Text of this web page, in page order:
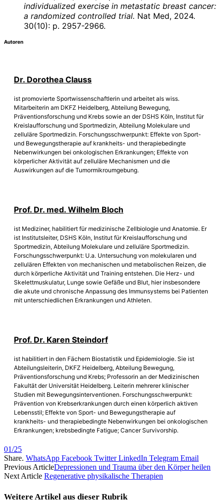
individualized exercise in metastatic breast cancer:
a randomized controlled trial. Nat Med, 2024.
30(10): p. 2957-2966.
Autoren
Dr. Dorothea Clauss
ist promovierte Sportwissenschaftlerin und arbeitet als wiss.
Mitarbeiterin am DKFZ Heidelberg, Abteilung Bewegung,
Präventionsforschung und Krebs sowie an der DSHS Köln, Institut für
Kreislaufforschung und Sportmedizin, Abteilung Molekulare und
zelluläre Sportmedizin. Forschungsschwerpunkt: Effekte von Sport-
und Bewegungstherapie auf krankheits- und therapiebedingte
Nebenwirkungen bei onkologischen Erkrankungen; Effekte von
körperlicher Aktivität auf zelluläre Mechanismen und die
Auswirkungen auf die Tumormikroumgebung.
Prof. Dr. med. Wilhelm Bloch
ist Mediziner, habilitiert für medizinische Zellbiologie und Anatomie. Er
ist Institutsleiter, DSHS Köln, Institut für Kreislaufforschung und
Sportmedizin, Abteilung Molekulare und zelluläre Sportmedizin.
Forschungsschwerpunkt: U.a. Untersuchung von molekularen und
zellulären Effekten von mechanischen und metabolischen Reizen, die
durch körperliche Aktivität und Training entstehen. Die Herz- und
Skelettmuskulatur, Lunge sowie Gefäße und Blut, hier insbesondere
die akute und chronische Anpassung des Immunsystems bei Patienten
mit unterschiedlichen Erkrankungen und Athleten.
Prof. Dr. Karen Steindorf
ist habilitiert in den Fächern Biostatistik und Epidemiologie. Sie ist
Abteilungsleiterin, DKFZ Heidelberg, Abteilung Bewegung,
Präventionsforschung und Krebs; Professorin an der Medizinischen
Fakultät der Universität Heidelberg. Leiterin mehrerer klinischer
Studien mit Bewegungsinterventionen. Forschungsschwerpunkt:
Prävention von Krebserkrankungen durch einen körperlich aktiven
Lebensstil; Effekte von Sport- und Bewegungstherapie auf
krankheits- und therapiebedingte Nebenwirkungen bei onkologischen
Erkrankungen; krebsbedingte Fatigue; Cancer Survivorship.
01/25
Share. WhatsApp Facebook Twitter LinkedIn Telegram Email
Previous ArticleDepressionen und Trauma über den Körper heilen
Next Article Regenerative physikalische Therapien
Weitere Artikel aus dieser Rubrik